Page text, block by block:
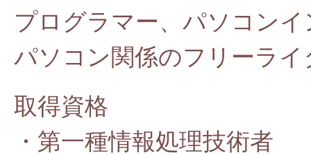
プログラマー、パソコン
パソコン関係のフリーラ
取得資格
・第一種情報処理技術者